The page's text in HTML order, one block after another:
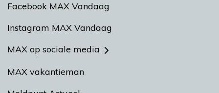
Facebook MAX Vandaag
Instagram MAX Vandaag
MAX op sociale media
MAX vakantieman